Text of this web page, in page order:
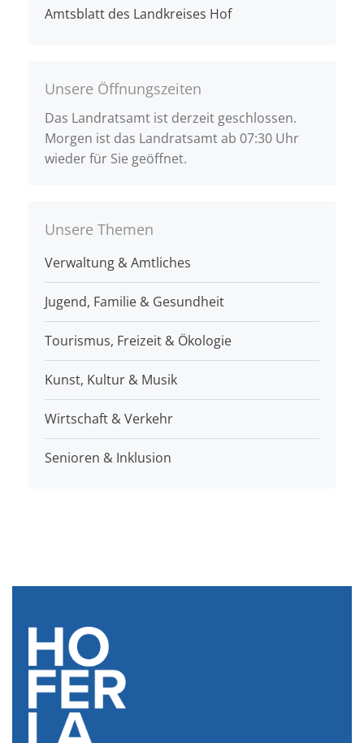
Amtsblatt des Landkreises Hof
Unsere Öffnungszeiten
Das Landratsamt ist derzeit geschlossen.
Morgen ist das Landratsamt ab 07:30 Uhr
wieder für Sie geöffnet.
Unsere Themen
Verwaltung & Amtliches
Jugend, Familie & Gesundheit
Tourismus, Freizeit & Ökologie
Kunst, Kultur & Musik
Wirtschaft & Verkehr
Senioren & Inklusion